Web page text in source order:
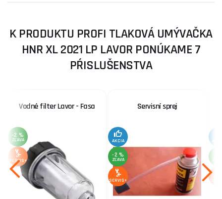
K PRODUKTU PROFI TLAKOVÁ UMÝVAČKA
HNR XL 2021 LP LAVOR PONÚKAME 7
PŔISLUŠENSTVA
Vodné filter Lavor - Fasa
-2 %
ZĽAVA
SERVIS+
Servisní sprej
AKCIA
-2 %
ZĽAVA
SERVIS+